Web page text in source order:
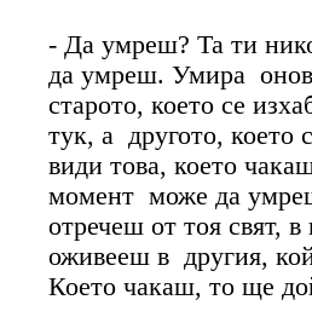
- Да умреш? Та ти
да умреш. Умира
старото, което се
тук, а другото, което
види това, което
момент може да
отречеш от тоя свят, в
оживееш в другия,
Което чакаш, то ще